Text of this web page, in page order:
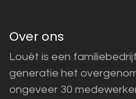
Over ons
Louët is een
generatie het
ongeveer 30